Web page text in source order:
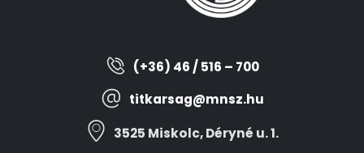
(+36) 46 / 516 – 700
titkarsag@mnsz.hu
3525 Miskolc, Déryné u. 1.